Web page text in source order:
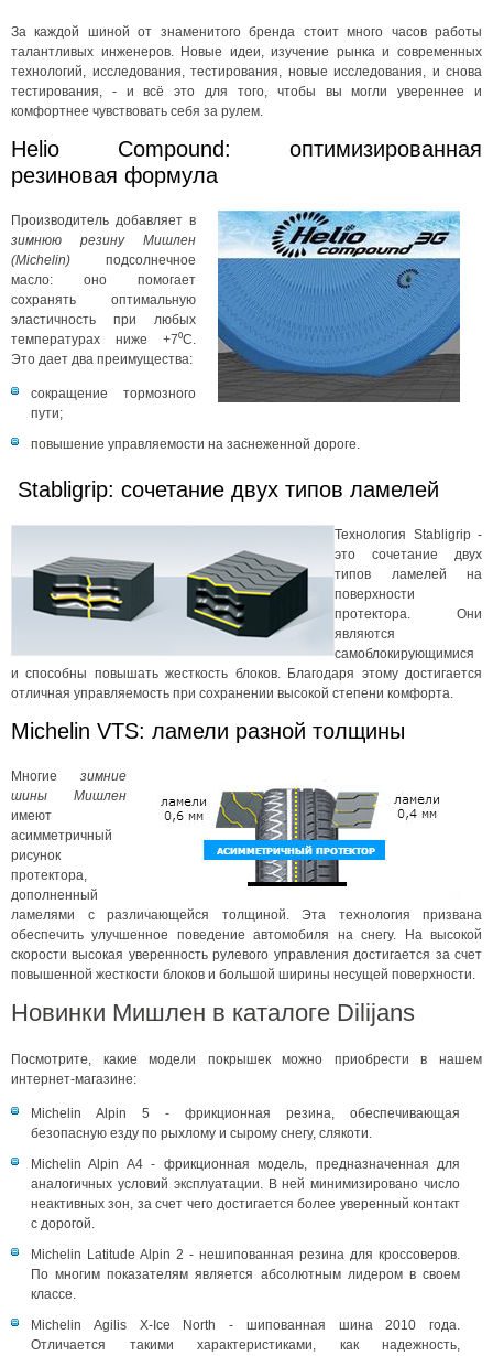
За каждой шиной от знаменитого бренда стоит много часов работы
талантливых инженеров. Новые идеи, изучение рынка и современных
технологий, исследования, тестирования, новые исследования, и снова
тестирования, - и всё это для того, чтобы вы могли увереннее и
комфортнее чувствовать себя за рулем.
Helio Compound: оптимизированная
резиновая формула
Производитель добавляет в
зимнюю резину Мишлен
(Michelin) подсолнечное
масло: оно помогает
сохранять оптимальную
эластичность при любых
температурах ниже +7⁰C.
Это дает два преимущества:
сокращение тормозного
пути;
повышение управляемости на заснеженной дороге.
Stabligrip: сочетание двух типов ламелей
Технология Stabligrip -
это сочетание двух
типов ламелей на
поверхности
протектора. Они
являются
самоблокирующимися
и способны повышать жесткость блоков. Благодаря этому достигается
отличная управляемость при сохранении высокой степени комфорта.
Michelin VTS: ламели разной толщины
Многие зимние
шины Мишлен
имеют
асимметричный
рисунок
протектора,
дополненный
ламелями с различающейся толщиной. Эта технология призвана
обеспечить улучшенное поведение автомобиля на снегу. На высокой
скорости высокая уверенность рулевого управления достигается за счет
повышенной жесткости блоков и большой ширины несущей поверхности.
Новинки Мишлен в каталоге Dilijans
Посмотрите, какие модели покрышек можно приобрести в нашем
интернет-магазине:
Michelin Alpin 5 - фрикционная резина, обеспечивающая
безопасную езду по рыхлому и сырому снегу, слякоти.
Michelin Alpin A4 - фрикционная модель, предназначенная для
аналогичных условий эксплуатации. В ней минимизировано число
неактивных зон, за счет чего достигается более уверенный контакт
с дорогой.
Michelin Latitude Alpin 2 - нешипованная резина для кроссоверов.
По многим показателям является абсолютным лидером в своем
классе.
Michelin Agilis X-Ice North - шипованная шина 2010 года.
Отличается такими характеристиками, как надежность,